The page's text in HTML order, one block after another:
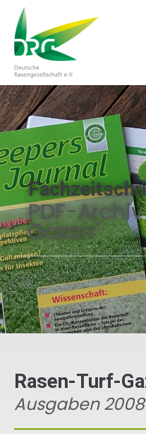
PDF-
Gazon"
Rasen-Turf-
Ausgaben